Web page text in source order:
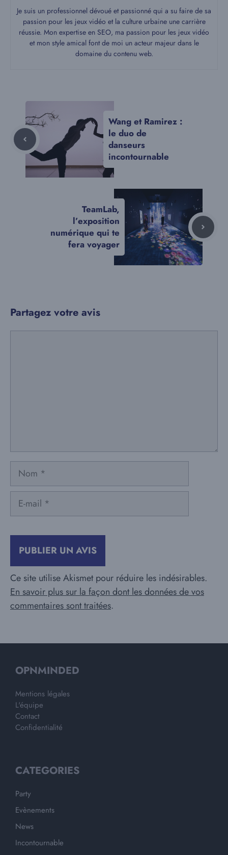
Je suis un professionnel dévoué et passionné qui a su faire de sa
passion pour les jeux vidéo et la culture urbaine une carrière
réussie. Mon expertise en SEO, ma passion pour les jeux vidéo
et mon style amical font de moi un acteur majeur dans le
domaine du contenu web.
Wang et Ramirez :
le duo de
danseurs
incontournable
TeamLab,
l’exposition
numérique qui te
fera voyager
Partagez votre avis
Nom
Ce site utilise Akismet pour réduire les indésirables.
En savoir plus sur la façon dont les données de vos
commentaires sont traitées.
OPNMINDED
Mentions légales
L'équipe
Contact
Confidentialité
CATEGORIES
Party
Evènements
News
Incontournable